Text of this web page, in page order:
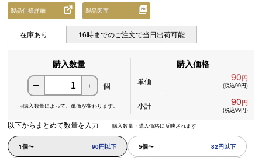
製品仕様詳細 製品図面
在庫あり 16時までのご注文で当日出荷可能
購入数量
ー ＋ 個
※購入数量によって、 単価が変わります。
購入価格
単価 90円
(税込99円)
小計 90円
(税込99円)
以下からまとめて数量を入力 購入数量・購入価格に反映されます
1個〜 90円以下 5個〜 82円以下